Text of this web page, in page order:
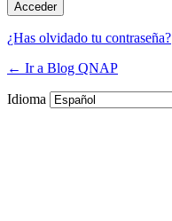
¿Has olvidado tu contraseña?
← Ir a Blog QNAP
Idioma